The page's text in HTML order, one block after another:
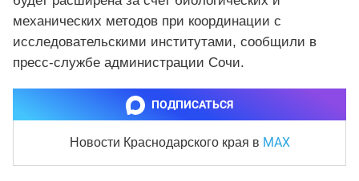
механических методов при координации с
исследовательскими институтами, сообщили в
пресс-службе администрации Сочи.
ПОДПИСАТЬСЯ
Новости Краснодарского края в MAX